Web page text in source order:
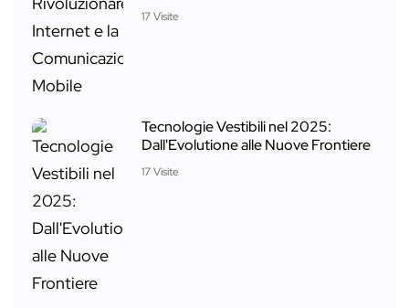
17 Visite
Tecnologie Vestibili nel 2025:
Dall'Evolutione alle Nuove Frontiere
17 Visite